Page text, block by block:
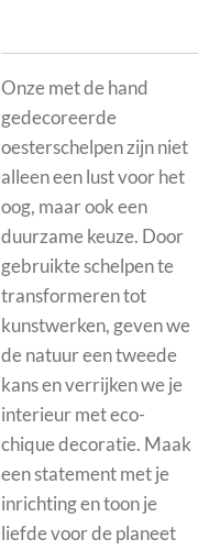
Onze met de hand
gedecoreerde
oesterschelpen zijn niet
alleen een lust voor het
oog, maar ook een
duurzame keuze. Door
gebruikte schelpen te
transformeren tot
kunstwerken, geven we
de natuur een tweede
kans en verrijken we je
interieur met eco-
chique decoratie. Maak
een statement met je
inrichting en toon je
liefde voor de planeet